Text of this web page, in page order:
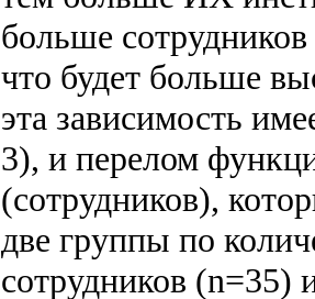
больше
что будет больше
эта зависимость
3), и перелом
(сотрудников),
две группы по
сотрудников (n=35)